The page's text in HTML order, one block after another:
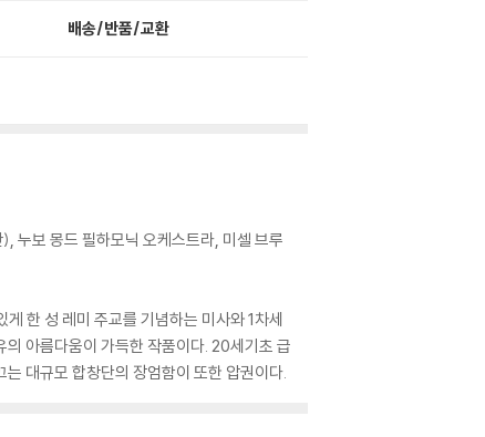
배송/반품/교환
누보 몽드 필하모닉 오케스트라, 미셀 브루
한 성 레미 주교를 기념하는 미사와 1차세
아름다움이 가득한 작품이다. 20세기초 급
대규모 합창단의 장엄함이 또한 압권이다.